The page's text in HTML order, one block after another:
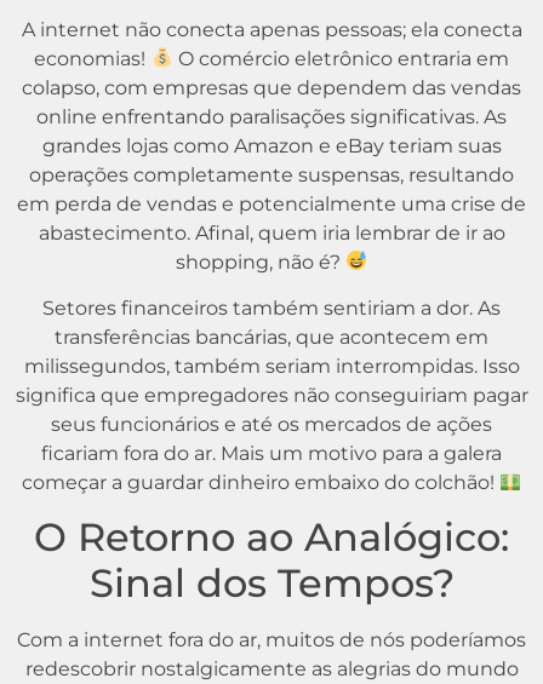
A internet não conecta apenas pessoas; ela conecta
economias!
O comércio eletrônico entraria em
colapso, com empresas que dependem das vendas
online enfrentando paralisações significativas. As
grandes lojas como Amazon e eBay teriam suas
operações completamente suspensas, resultando
em perda de vendas e potencialmente uma crise de
abastecimento. Afinal, quem iria lembrar de ir ao
shopping, não é?
Setores financeiros também sentiriam a dor. As
transferências bancárias, que acontecem em
milissegundos, também seriam interrompidas. Isso
significa que empregadores não conseguiriam pagar
seus funcionários e até os mercados de ações
ficariam fora do ar. Mais um motivo para a galera
começar a guardar dinheiro embaixo do colchão!
O Retorno ao Analógico:
Sinal dos Tempos?
Com a internet fora do ar, muitos de nós poderíamos
redescobrir nostalgicamente as alegrias do mundo